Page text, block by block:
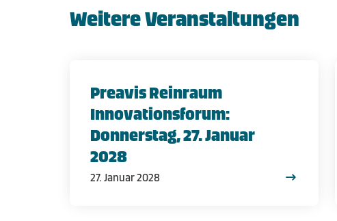
Weitere Veranstaltungen
Preavis Reinraum
Innovationsforum:
Donnerstag, 27. Januar
2028
27. Januar 2028